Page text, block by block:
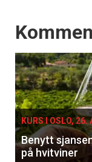
Events
KURS I OSLO, 26.
Benytt
på hvitviner